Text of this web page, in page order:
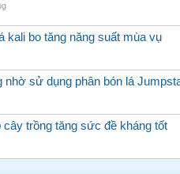
kali bo tăng năng suất mùa vụ
nhờ sử dụng phân bón lá
cây trồng tăng sức đề kháng tốt